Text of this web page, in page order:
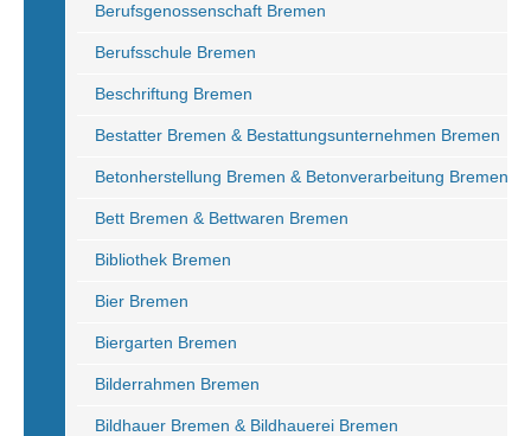
Berufsgenossenschaft Bremen
Berufsschule Bremen
Beschriftung Bremen
Bestatter Bremen & Bestattungsunternehmen Bremen
Betonherstellung Bremen & Betonverarbeitung Bremen
Bett Bremen & Bettwaren Bremen
Bibliothek Bremen
Bier Bremen
Biergarten Bremen
Bilderrahmen Bremen
Bildhauer Bremen & Bildhauerei Bremen